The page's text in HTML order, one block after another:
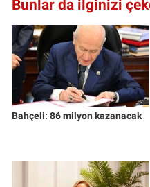
Bunlar da ilginizi
Bahçeli: 86 milyon kazanacak